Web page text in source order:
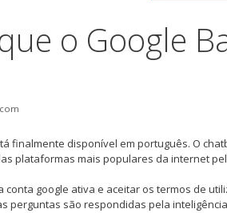
o Google
finalmente disponível em português. O
plataformas mais populares da internet
conta google ativa e aceitar os termos de
perguntas são respondidas pela